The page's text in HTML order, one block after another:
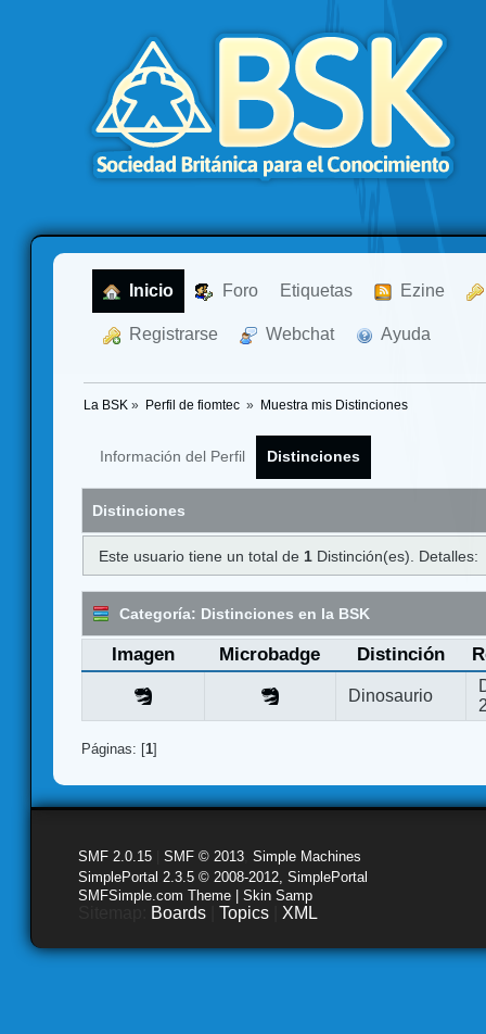
Inicio Foro Etiquetas Ezine
Registrarse Webchat Ayuda
La BSK » Perfil de fiomtec » Muestra mis Distinciones
Información del Perfil Distinciones
Distinciones
Este usuario tiene un total de 1 Distinción(es). Detalles:
Categoría: Distinciones en la BSK
Imagen Microbadge Distinción
Dinosaurio
Páginas: [1]
SMF 2.0.15 SMF © 2013 Simple Machines
SimplePortal 2.3.5 © 2008-2012, SimplePortal
SMFSimple.com Theme | Skin Samp
Boards Topics XML